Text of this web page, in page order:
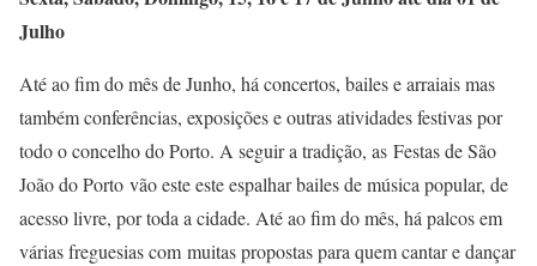
Julho
Até ao fim do mês de Junho, há concertos, bailes e arraiais mas
também conferências, exposições e outras atividades festivas por
todo o concelho do Porto. A seguir a tradição, as Festas de São
João do Porto vão este este espalhar bailes de música popular, de
acesso livre, por toda a cidade. Até ao fim do mês, há palcos em
várias freguesias com muitas propostas para quem cantar e dançar